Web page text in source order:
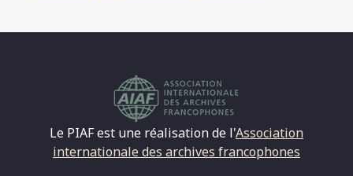
Le PIAF est une réalisation de l'Association
internationale des archives francophones